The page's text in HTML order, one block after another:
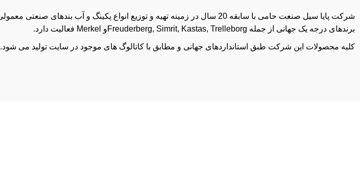
برندهای درجه یک جهانی از جمله Freuderberg, Simrit, Kastas, Trelleborgو Merkel فعالیت دارد.
کلیه محصولات این شرکت طبق استانداردهای جهانی و مطابق با کاتالوگ های موجود در سایت تولید می شود.